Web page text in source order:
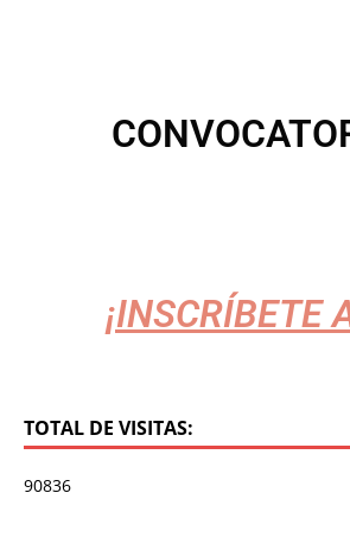
¡INSCRÍBETE
TOTAL DE VISITAS:
90836